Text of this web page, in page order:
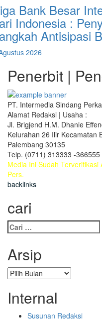
Bank Besar
Indonesia :
Antisipasi
2026
Penerbit |
PT. Intermedia Sindang
Alamat Redaksi | Usaha :
Jl. Brigjend H.M. Dhanie
Kelurahan 26 Ilir Kecamatan
Palembang 30135
Telp. (0711) 313333 -366555
Media Ini Sudah
Pers.
backlinks
cari
Cari
untuk:
Arsip
Arsip
Internal
Susunan Redaksi